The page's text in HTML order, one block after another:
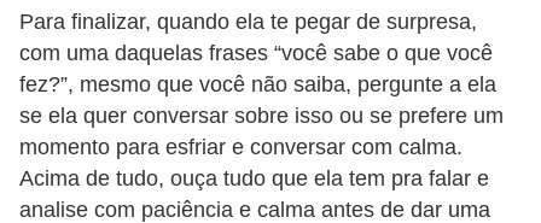
Para finalizar, quando ela te pegar de surpresa,
com uma daquelas frases “você sabe o que você
fez?”, mesmo que você não saiba, pergunte a ela
se ela quer conversar sobre isso ou se prefere um
momento para esfriar e conversar com calma.
Acima de tudo, ouça tudo que ela tem pra falar e
analise com paciência e calma antes de dar uma
s
P
é
s
e